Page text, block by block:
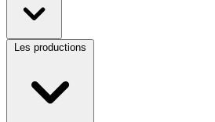
Les productions